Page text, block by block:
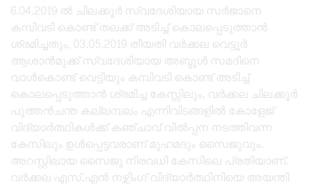
6.04.2019 ൽ ചിലക്കൂർ സ്വദേശിയായ സർജാനെ
കമ്പിവടി കൊണ്ട് തലക്ക് അടിച്ച് കൊലപ്പെടുത്താൻ
ശ്രമിച്ചതും, 03.05.2019 തീയതി വർക്കല വെട്ടൂർ
ആശാൻമുക്ക് സ്വദേശിയായ അബ്ദുൾ സമദിനെ
വാൾകൊണ്ട് വെട്ടിയും കമ്പിവടി കൊണ്ട് അടിച്ച്
കൊലപ്പെടുത്താൻ ശ്രമിച്ച കേസ്സിലും, വർക്കല ചിലക്കൂർ
പുത്തൻചന്ത കല്ലമ്പലം എന്നിവിടങ്ങളിൽ കോളേജ്
വിദ്യാർത്ഥികൾക്ക് കഞ്ചാവ് വിൽപ്പന നടത്തിവന്ന
കേസിലും ഉൾപ്പെട്ടവരാണ് മുഹമദും സൈജുവും.
അറസ്റ്റിലായ സൈജു നിരവധി കേസിലെ പ്രതിയാണ്.
വർക്കല എസ്.എൻ നഴ്സിംഗ് വിദ്യാർത്ഥിനിയെ അയന്തി